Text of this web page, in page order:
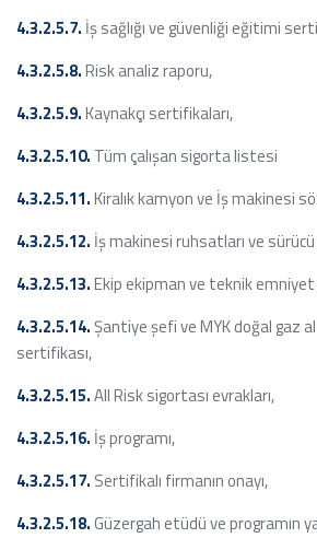
4.3.2.5.7. İş sağlığı ve güvenliği eğitimi
4.3.2.5.8.Risk analiz raporu,
4.3.2.5.9.Kaynakçı sertifikaları,
4.3.2.5.10. Tüm çalışan sigorta listesi
4.3.2.5.11.Kiralık kamyon ve İş makinesi
4.3.2.5.12. İş makinesi ruhsatları ve
4.3.2.5.13.Ekip ekipman ve teknik
4.3.2.5.14.Şantiye şefi ve MYK doğal gaz
sertifikası,
4.3.2.5.15.All Risk sigortası evrakları,
4.3.2.5.16. İş programı,
4.3.2.5.17. Sertifikalı firmanın onayı,
4.3.2.5.18.Güzergah etüdü ve programın